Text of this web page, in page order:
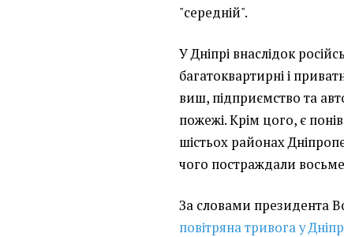
"середній".
У Дніпрі внаслідок
багатоквартирні і
виш, підприємство та
пожежі. Крім цого, є
шістьох районах
чого постраждали
За словами президента
повітряна тривога у